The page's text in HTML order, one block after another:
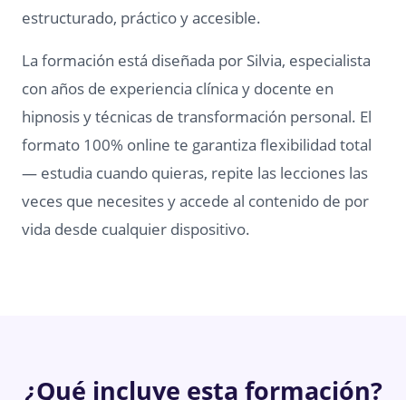
estructurado, práctico y accesible.
La formación está diseñada por Silvia, especialista
con años de experiencia clínica y docente en
hipnosis y técnicas de transformación personal. El
formato 100% online te garantiza flexibilidad total
— estudia cuando quieras, repite las lecciones las
veces que necesites y accede al contenido de por
vida desde cualquier dispositivo.
¿Qué incluye esta formación?